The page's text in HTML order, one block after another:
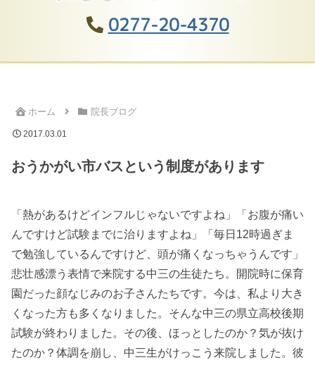
0277-20-4370
ホーム 院長ブログ
2017.03.01
おうかがい市バスという制度があります
「熱があるけどインフルじゃないですよね」「お腹が痛い
んですけど試験までに治りますよね」「毎日12時過ぎま
で勉強しているんですけど、頭が痛くなっちゃうんです」
悲壮感漂う表情で来院する中三の生徒たち。開院時に保育
園だった顔なじみのお子さんたちです。今は、私より大き
くなった方も多くなりました。そんな中三の県立高校後期
試験が終わりました。その後、ほっとしたのか？気が抜け
たのか？体調を崩し、中三生がけっこう来院しました。彼